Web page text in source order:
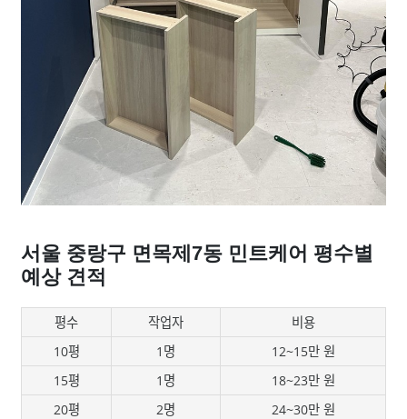
서울 중랑구 면목제7동 민트케어 평수별
예상 견적
평수 작업자
비용
10평
1명
12~15만 원
15평
1명
18~23만 원
20평
2명
24~30만 원